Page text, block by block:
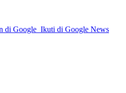
di Google Ikuti di Google News